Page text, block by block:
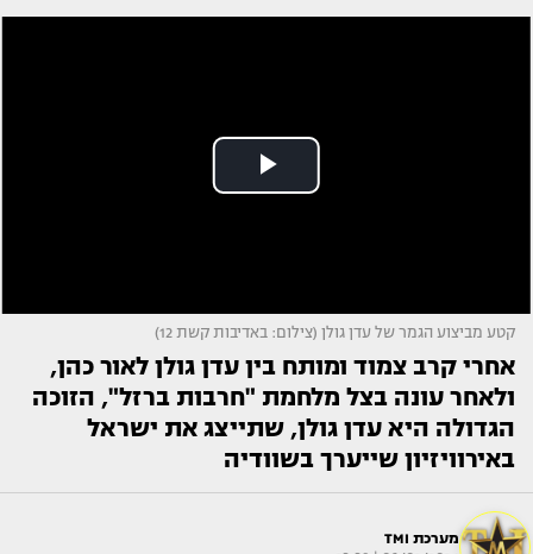
קטע מביצוע הגמר של עדן גולן (צילום: באדיבות קשת 12)
אחרי קרב צמוד ומותח בין עדן גולן לאור כהן,
ולאחר עונה בצל מלחמת "חרבות ברזל", הזוכה
הגדולה היא עדן גולן, שתייצג את ישראל
באירוויזיון שייערך בשוודיה
מערכת TMI